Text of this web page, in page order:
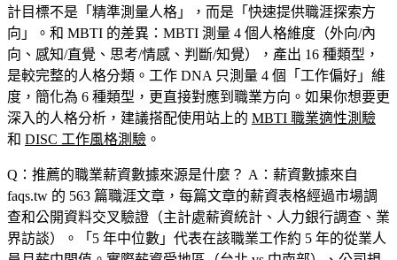
計目標不是「精準測量人格」，而是「快速提供職涯探索方
向」。和 MBTI 的差異：MBTI 測量 4 個人格維度（外向/內
向、感知/直覺、思考/情感、判斷/知覺），產出 16 種類型，
是較完整的人格分類。工作 DNA 只測量 4 個「工作偏好」維
度，簡化為 6 種類型，更直接對應到職業方向。如果你想要更
深入的人格分析，建議搭配使用站上的 MBTI 職業適性測驗
和 DISC 工作風格測驗 。
Q：推薦的職業薪資數據來源是什麼？ A：薪資數據來自
faqs.tw 的 563 篇職涯文章，每篇文章的薪資表格經過市場調
查和公開資料交叉驗證（主計處薪資統計、人力銀行調查、業
界訪談）。「5 年中位數」代表在該職業工作約 5 年的從業人